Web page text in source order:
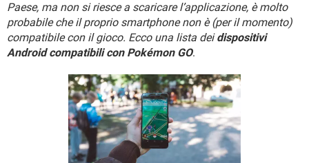
HARDWARE
INSTAGRAM WHATSAPP
TIKTOK FACEBOOK
HARDWARE
iOS WINDOWS 10
INSTAGRAM WHATSAPP
Paese, ma non si riesce a scaricare l’applicazione, è molto
probabile che il proprio smartphone non è (per il momento)
compatibile con il gioco. Ecco una lista deidispositivi
Android compatibili con Pokémon GO.